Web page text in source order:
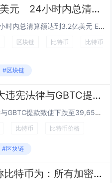
比特币价格跌破39,000美元 24小时内总清算额达到3.2亿美元
比特币价格跌破39,000美元 24小时内总清算额达到3.2亿美元 Esther Hui 一月 24, 2024 09:00 GM...
区块链 比特币
比特币
#区块链
比特币价格预测：加拿大违宪法律与GBTC提款致使下跌至39,650美元
比特币价格预测：加拿大违宪法律与GBTC提款致使下跌至39,650美元 Esther Hui 一月 25, 2024 09:00...
比特币 比特币价格
#区块链
方舟投资CEO“女股神”称比特币为：所有加密货币中最值得投资